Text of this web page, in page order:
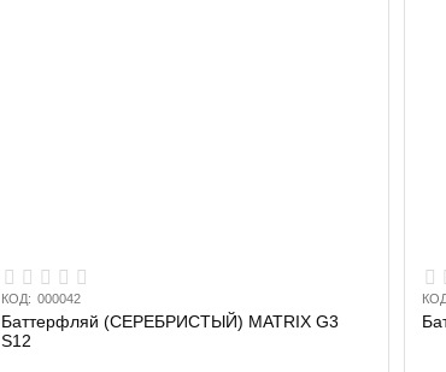
КОД: 000042
Баттерфляй (СЕРЕБРИСТЫЙ) MATRIX G3
S12